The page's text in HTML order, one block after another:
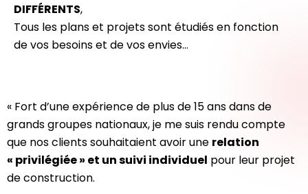
DIFFÉRENTS,
Tous les plans et projets sont étudiés en fonction
de vos besoins et de vos envies…
« Fort d’une expérience de plus de 15 ans dans de
grands groupes nationaux, je me suis rendu compte
que nos clients souhaitaient avoir une relation
« privilégiée » et un suivi individuel pour leur projet
de construction.